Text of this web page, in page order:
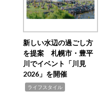
新しい水辺の過ごし方
を提案 札幌市・豊平
川でイベント「川見
2026」を開催
ライフスタイル